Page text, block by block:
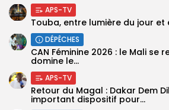
APS-TV
Touba, entre lumière du jour
DÉPÊCHES
‎CAN Féminine 2026 : le Mali se
domine le...
APS-TV
Retour du Magal : Dakar Dem
important dispositif pour...